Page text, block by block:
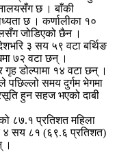
छ । बाँकी
छ । कर्णालीका १०
जोडिएको छैन ।
३ सय ५९ वटा बर्थिङ
७२ वटा छन् ।
डोल्पामा १४ वटा छन् ।
पछिल्लो समय दुर्गम भेगमा
हुन सहज भएको दाबी
८७.१ प्रतिशत महिला
४ सय ८१ (६९.६ प्रतिशत)
।